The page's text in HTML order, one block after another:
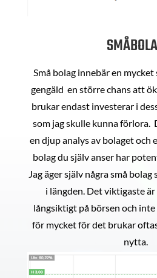
Små bolag innebär en
gengäld en större chans att
brukar endast investerar i
som jag skulle kunna
en djup analys av bolaget och
bolag du själv anser har
Jag äger själv några små
i längden. Det viktigaste
långsiktigt på börsen och
för mycket för det brukar
nytta.